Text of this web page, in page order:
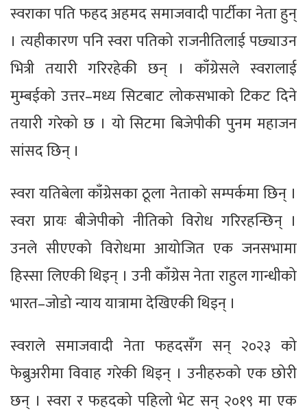
स्वराका पति फहद अहमद समाजवादी पार्टीका नेता हुन्
। त्यहीकारण पनि स्वरा पतिको राजनीतिलाई पछ्याउन
भित्री तयारी गरिरहेकी छन् । काँग्रेसले स्वरालाई
मुम्बईको उत्तर–मध्य सिटबाट लोकसभाको टिकट दिने
तयारी गरेको छ । यो सिटमा बिजेपीकी पुनम महाजन
सांसद छिन् ।
स्वरा यतिबेला काँग्रेसका ठूला नेताको सम्पर्कमा छिन् ।
स्वरा प्रायः बीजेपीको नीतिको विरोध गरिरहन्छिन् ।
उनले सीएएको विरोधमा आयोजित एक जनसभामा
हिस्सा लिएकी थिइन् । उनी काँग्रेस नेता राहुल गान्धीको
भारत–जोडो न्याय यात्रामा देखिएकी थिइन् ।
स्वराले समाजवादी नेता फहदसँग सन् २०२३ को
फेब्रुअरीमा विवाह गरेकी थिइन् । उनीहरुको एक छोरी
छन् । स्वरा र फहदको पहिलो भेट सन् २०१९ मा एक